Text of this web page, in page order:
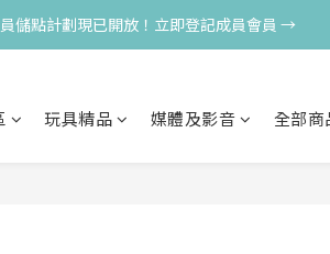
儲點計劃現已開放！立即登記成員會員 →
玩具精品 媒體及影音 全部商